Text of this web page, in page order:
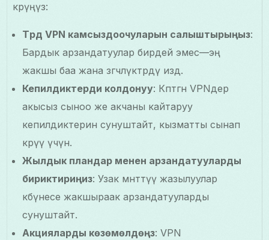
көрүңүз:
Түрдүү VPN камсыздоочуларын салыштырыңыз:
Бардык арзандатуулар бирдей эмес—эң
жакшы баа жана өзгөчөлүктөрдү издөө.
Кепилдиктерди колдонуу: Көптөгөн VPNдер
акысыз сыноо же акчаны кайтаруу
кепилдиктерин сунуштайт, кызматты сынап
көрүү үчүн.
Жылдык пландар менен арзандатууларды
бириктириңиз: Узак мөөнөттүү жазылуулар
көбүнесе жакшыраак арзандатууларды
сунуштайт.
Акцияларды көзөмөлдөңүз: VPN